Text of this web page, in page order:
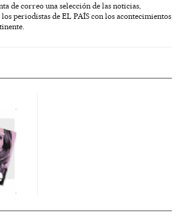
de correo una selección de las noticias,
periodistas de EL PAÍS con los acontecimientos